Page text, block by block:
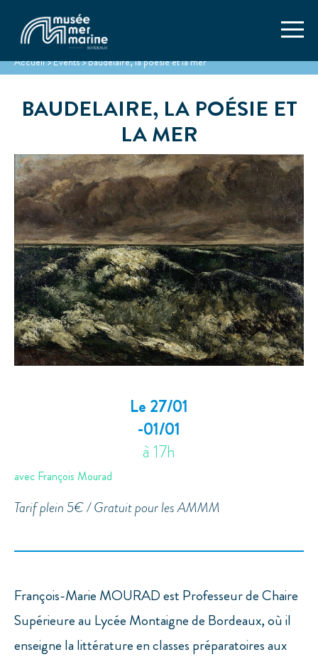
Accueil>Events>Baudelaire, la poésie et la mer
BAUDELAIRE, LA POÉSIE ET
LA MER
Le 27/01
-01/01
à 17h
avec François Mourad
Tarif plein 5€ / Gratuit pour les AMMM
François-Marie MOURAD est Professeur de Chaire
Supérieure au Lycée Montaigne de Bordeaux, où il
enseigne la littérature en classes préparatoires aux